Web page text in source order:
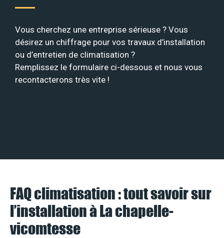
Vous cherchez une entreprise sérieuse ? Vous
désirez un chiffrage pour vos travaux d’installation
ou d’entretien de climatisation ?
Remplissez le formulaire ci-dessous et nous vous
recontacterons très vite !
FAQ climatisation : tout savoir sur
l’installation à La chapelle-
vicomtesse